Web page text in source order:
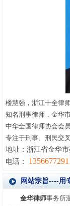
楼慧强，浙江十全律
知名刑事律师，金华
中华全国律师协会会
专注于刑事、刑民交
地址：浙江省金华
电话：
网站宗旨----用
金华律师事务所